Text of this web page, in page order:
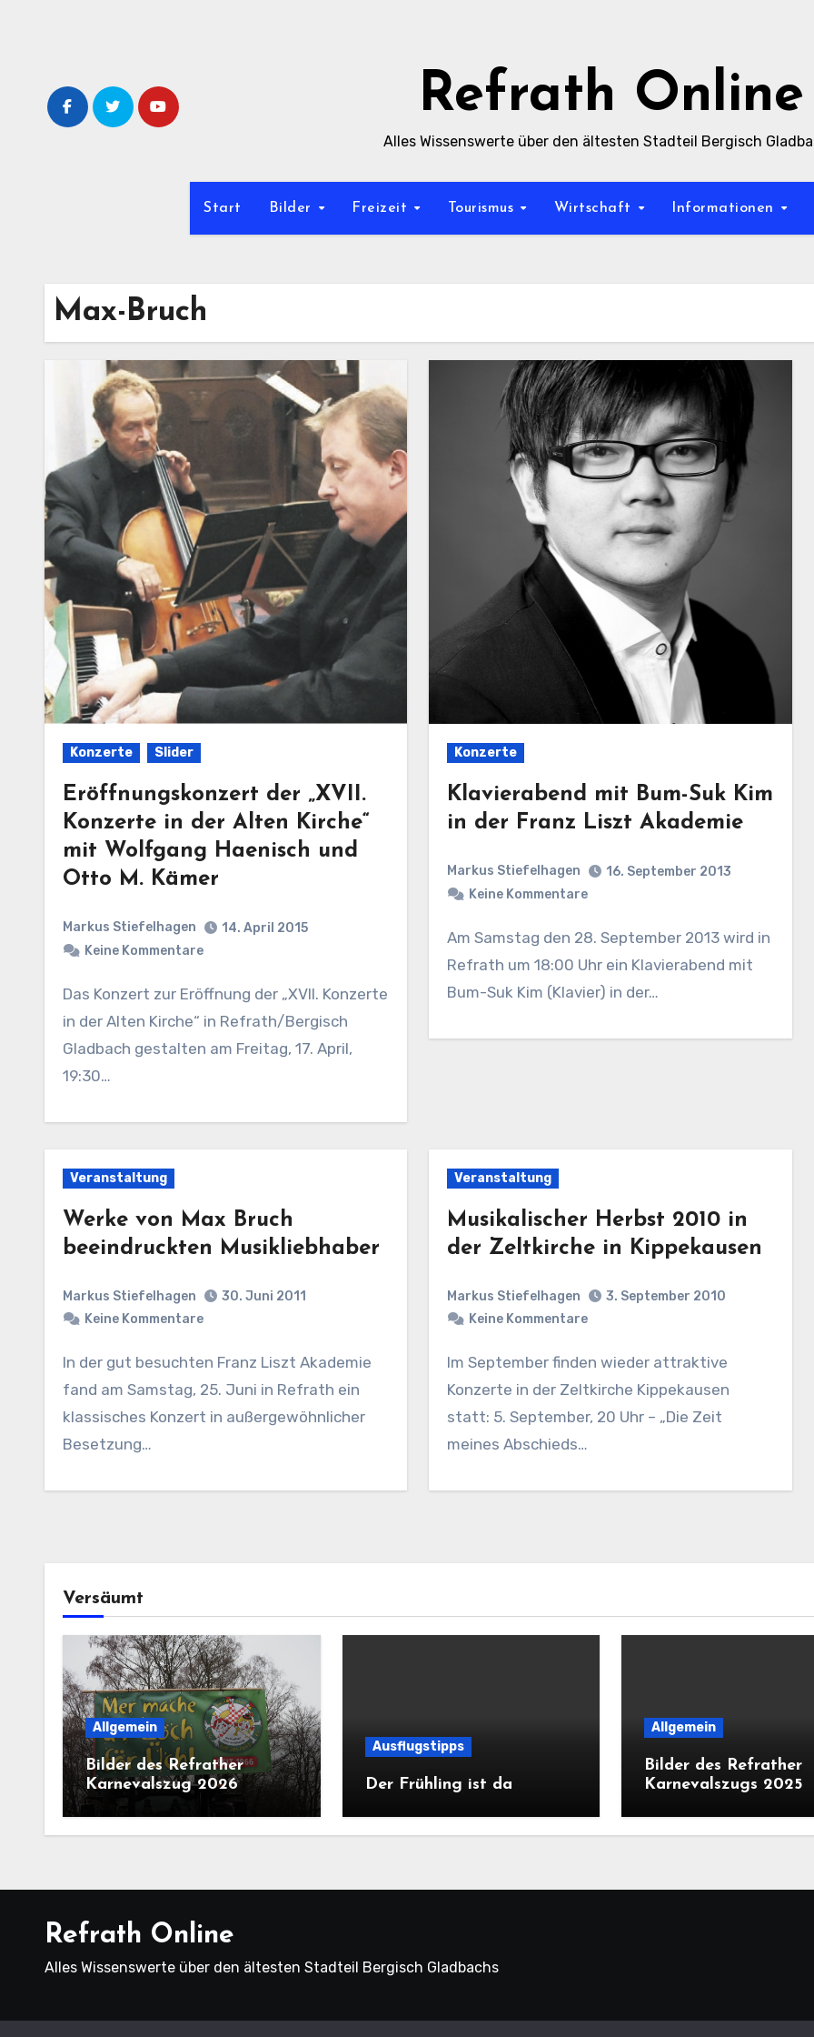
Refrath Online
Alles Wissenswerte über den ältesten Stadteil Bergisch
Start Bilder Freizeit Tourismus Wirtschaft Informationen
Max-Bruch
Konzerte Slider
Eröffnungskonzert der „XVII.
Konzerte in der Alten Kirche“
mit Wolfgang Haenisch und
Otto M. Kämer
Markus Stiefelhagen
14. April 2015
Keine Kommentare
Das Konzert zur Eröffnung der „XVII. Konzerte
in der Alten Kirche“ in Refrath/Bergisch
Gladbach gestalten am Freitag, 17. April,
19:30…
Konzerte
Klavierabend mit Bum-Suk Kim
in der Franz Liszt Akademie
Markus Stiefelhagen
16. September 2013
Keine Kommentare
Am Samstag den 28. September 2013 wird in
Refrath um 18:00 Uhr ein Klavierabend mit
Bum-Suk Kim (Klavier) in der…
Veranstaltung
Werke von Max Bruch
beeindruckten Musikliebhaber
Markus Stiefelhagen
30. Juni 2011
Keine Kommentare
In der gut besuchten Franz Liszt Akademie
fand am Samstag, 25. Juni in Refrath ein
klassisches Konzert in außergewöhnlicher
Besetzung…
Veranstaltung
Musikalischer Herbst 2010 in
der Zeltkirche in Kippekausen
Markus Stiefelhagen
3. September 2010
Keine Kommentare
Im September finden wieder attraktive
Konzerte in der Zeltkirche Kippekausen
statt: 5. September, 20 Uhr – „Die Zeit
meines Abschieds…
Versäumt
Allgemein
Bilder des Refrather
Karnevalszug 2026
Ausflugstipps
Der Frühling ist da
Allgemein
Bilder des Refrather
Karnevalszugs 2025
Refrath Online
Alles Wissenswerte über den ältesten Stadteil Bergisch Gladbachs